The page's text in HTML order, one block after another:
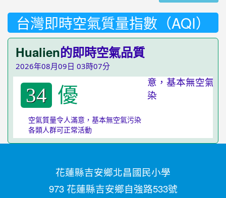
台灣即時空氣質量指數（AQI）
Hualien的即時空氣品質
2026年08月09日 03時07分
34 優
空氣質量令人滿意，基本無空氣污染
各類人群可正常活動
花蓮縣吉安鄉北昌國民小學
973 花蓮縣吉安鄉自強路533號